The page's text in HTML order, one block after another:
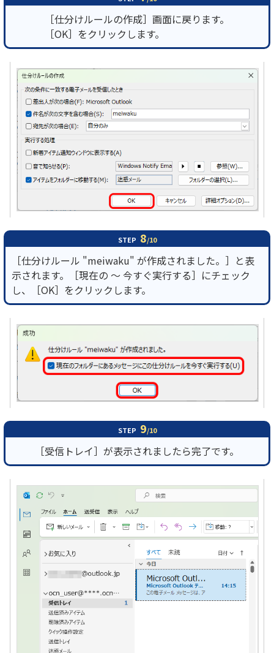
［仕分けルールの作成］画面に戻ります。
［OK］をクリックします。
STEP 8/10
［仕分けルール "meiwaku" が作成されました。］と表
示されます。［現在の ～ 今すぐ実行する］にチェック
し、［OK］をクリックします。
STEP 9/10
［受信トレイ］が表示されましたら完了です。